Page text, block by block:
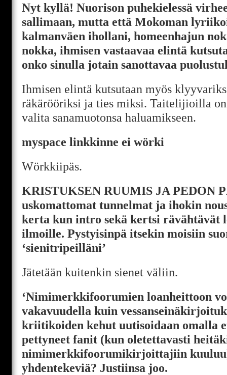
Nyt kyllä! Nuorison puhekielessä
sallimaan, mutta että Mokoman
kalmanväen ihollani, homeenhajun
nokka, ihmisen vastaavaa elintä
onko sinulla jotain sanottavaa
Ihmisen elintä kutsutaan myös
räkärööriksi ja ties miksi. Taitelijioilla on
valita sanamuotonsa haluamikseen.
myspace linkkinne ei wörki
Wörkkiipäs.
KRISTUKSEN RUUMIS JA PEDON
uskomattomat tunnelmat ja ihokin
kerta kun intro sekä kertsi rävähtävät
ilmoille. Pystyisinpä itsekin moisiin
‘sienitripeilläni’
Jätetään kuitenkin sienet väliin.
‘Nimimerkkifoorumien loanheittoon
vakavuudella kuin
kriitikoiden kehut uutisoidaan omalla
pettyneet fanit (kun oletettavasti
nimimerkkifoorumikirjoittajiin
yhdentekeviä? Justiinsa joo.